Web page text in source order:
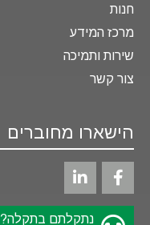
חנות
מרכז המידע
שירות ותמיכה
צור קשר
הישארו מחוברים
נתקלתם בתקלה?